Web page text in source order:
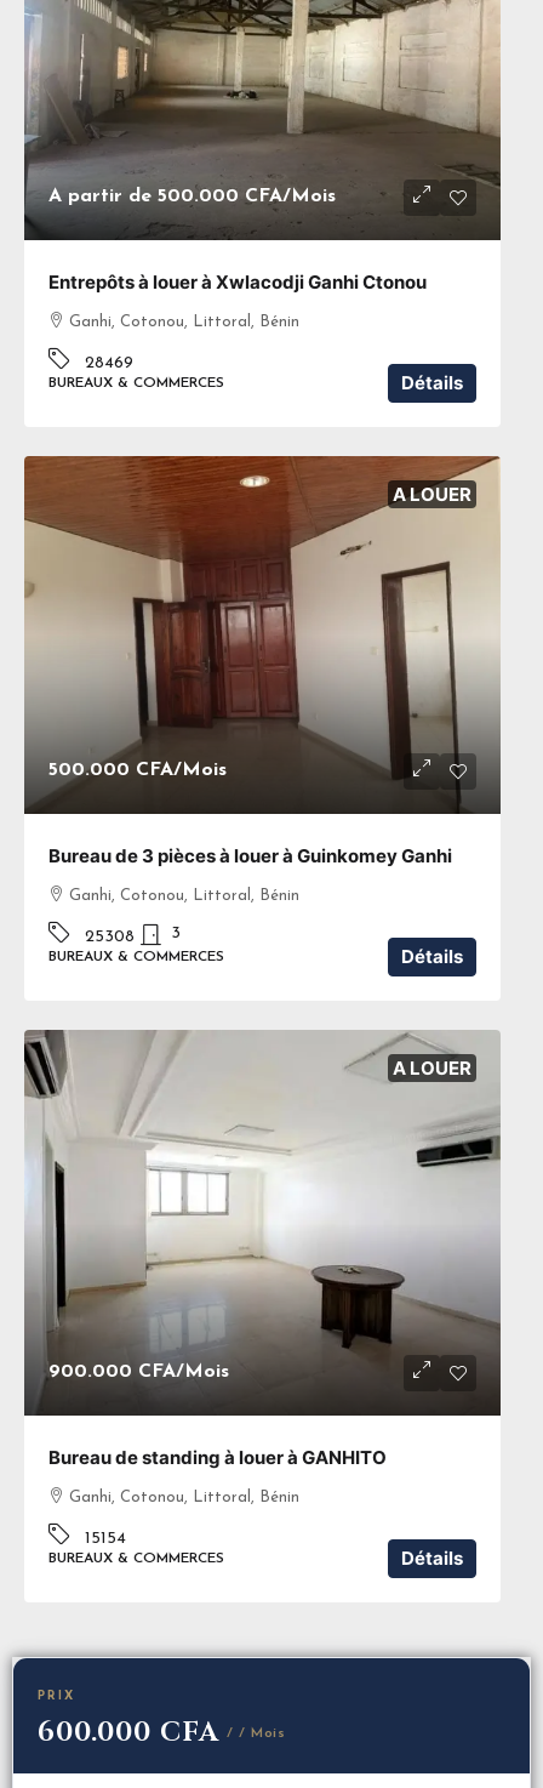
A partir de 500.000 CFA/Mois
Entrepôts à louer à Xwlacodji Ganhi Ctonou
Ganhi, Cotonou, Littoral, Bénin
28469
BUREAUX & COMMERCES Détails
A LOUER
500.000 CFA/Mois
Bureau de 3 pièces à louer à Guinkomey Ganhi
Ganhi, Cotonou, Littoral, Bénin
25308 3
BUREAUX & COMMERCES Détails
A LOUER
900.000 CFA/Mois
Bureau de standing à louer à GANHITO
Ganhi, Cotonou, Littoral, Bénin
15154
BUREAUX & COMMERCES Détails
PRIX
600.000 CFA / / Mois